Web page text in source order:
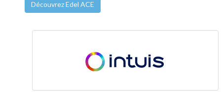
Découvrez Edel ACE